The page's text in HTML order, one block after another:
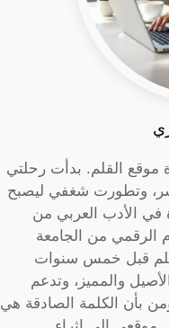
موقع القلم. بدأت رحلتي
وتطورت شغفي ليصبح
الأدب العربي من
الرقمي من الجامعة
قبل خمس سنوات
والمميز، وتدعم
بأن الكلمة الصادقة هي